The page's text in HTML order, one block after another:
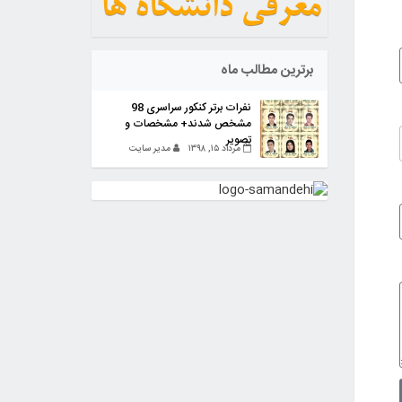
برترین مطالب ماه
نفرات برتر کنکور سراسری 98
مشخص شدند+ مشخصات و
تصویر
مرداد ۱۵, ۱۳۹۸ مدیر سایت